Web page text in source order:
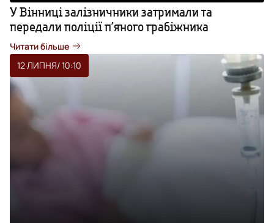
У Вінниці залізничники затримали та
передали поліції п’яного грабіжника
Читати більше
12 ЛИПНЯ/ 10:10